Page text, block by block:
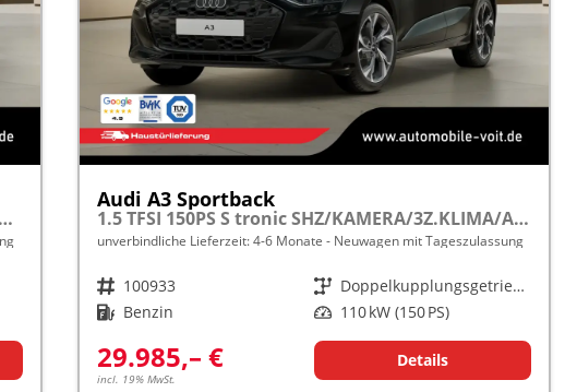
2.0 TDI 116PS SHZ/KAMERA/3Z.KLIMA/ACC frei konfigurierbar!
Audi A3 Sportback
1.5 TFSI 150PS S tronic SHZ/KAMERA/3Z.KLIMA/ACC frei konfigurierbar!
unverbindliche Lieferzeit: 4-6 Monate Neuwagen mit Tageszulassung
Fahrzeugnr. 100933 Getriebe
Doppelkupplungsgetriebe (DSG)
Kraftstoff Benzin Leistung 110 kW (150 PS)
29.985,– €
incl. 19% MwSt.
Details